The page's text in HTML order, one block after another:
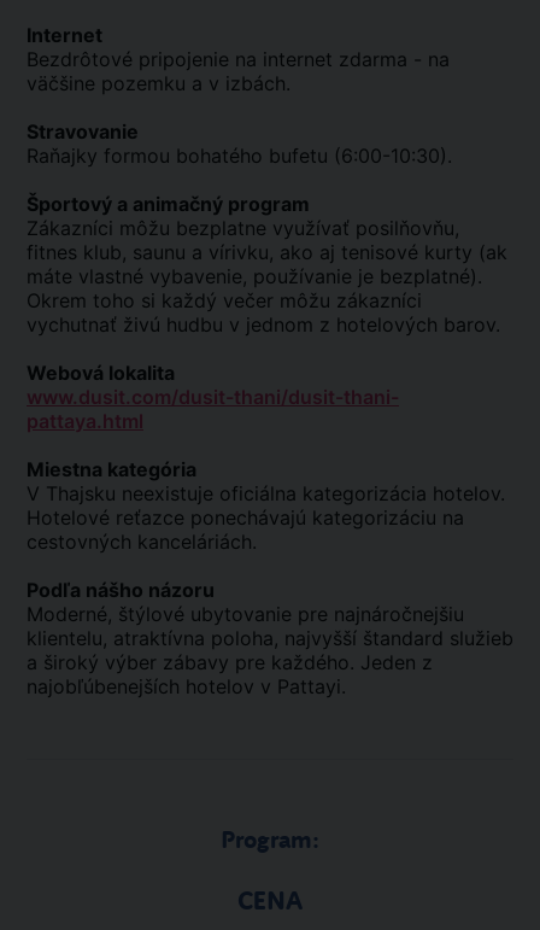
Internet
Bezdrôtové pripojenie na internet zdarma - na
väčšine pozemku a v izbách.
Stravovanie
Raňajky formou bohatého bufetu (6:00-10:30).
Športový a animačný program
Zákazníci môžu bezplatne využívať posilňovňu,
fitnes klub, saunu a vírivku, ako aj tenisové kurty (ak
máte vlastné vybavenie, používanie je bezplatné).
Okrem toho si každý večer môžu zákazníci
vychutnať živú hudbu v jednom z hotelových barov.
Webová lokalita
www.dusit.com/dusit-thani/dusit-thani-
pattaya.html
Miestna kategória
V Thajsku neexistuje oficiálna kategorizácia hotelov.
Hotelové reťazce ponechávajú kategorizáciu na
cestovných kanceláriách.
Podľa nášho názoru
Moderné, štýlové ubytovanie pre najnáročnejšiu
klientelu, atraktívna poloha, najvyšší štandard služieb
a široký výber zábavy pre každého. Jeden z
najobľúbenejších hotelov v Pattayi.
Program:
CENA